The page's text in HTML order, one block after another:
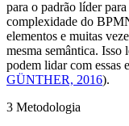
para o padrão líder
complexidade do
elementos e muitas
mesma semântica. Isso
podem lidar com essas
GÜNTHER, 2016).
3 Metodologia